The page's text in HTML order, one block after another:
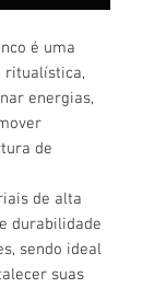
é uma
ritualística,
energias,
de
de alta
durabilidade
sendo ideal
suas